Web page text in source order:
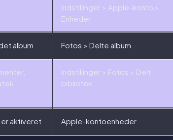
Indstillinger > Apple-konto >
Enheder
album Fotos > Delte album
Indstillinger > Fotos > Delt
bibliotek
er aktiveret Apple-kontoenheder